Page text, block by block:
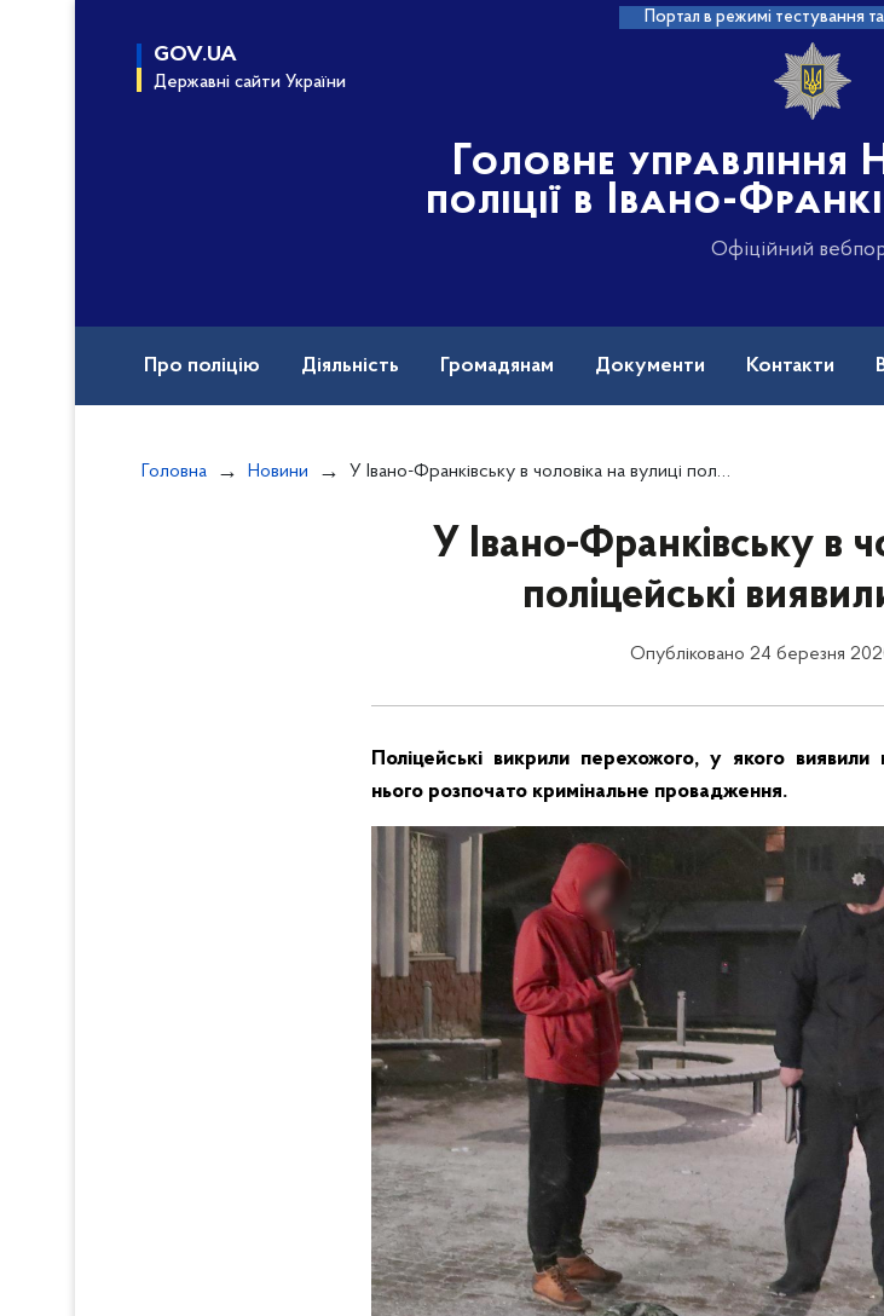
Портал в режимі тестування
GOV.UA
Державні сайти України
Головне управління
поліції в Івано-
Офіційний
Про поліцію Діяльність Громадянам Документи Контакти
Головна Новини У Івано-Франківську в чоловіка на вулиці поліцейські виявили наркотики
У Івано-Франківську в
поліцейські
Опубліковано 24 березня
Поліцейські викрили перехожого, у якого
нього розпочато кримінальне провадження.